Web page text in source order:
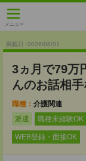
メニュー
掲載日 :2026/08/01
3ヵ月で79万
んのお話相手
職種： 介護関連
派遣
職種未経験OK
WEB登録・面接OK